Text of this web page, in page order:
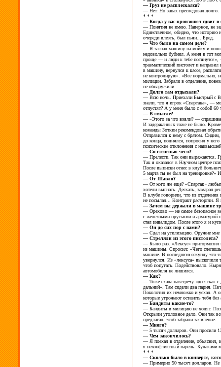
— Груз не расплескался?
— Нет. Но запах преследовал долго.
* * *
— Когда у вас произошел сдвиг в
— Понятия не имею. Наверное, не
Единственное, обидно, что историю
очереди влезть, был пьян... Бред.
— Что было на самом деле?
— Я загнал машину на мойку и
недовольно бубнил. А меня в тот
проще — и люди к тебе потянутся»,
травматический пистолет и направил
в машину, вернулся к кассе,
не контролирую». «Все нормально,
милиции. Забрали в отделение,
не обнаружили.
— Долго там отдыхали?
— Всю ночь. Приехали Быстрый с
знали, что я игрок «Спартака», —
отпустят? А у меня было с собой 60
— В смысле?
— «Этого за что взяли? —
И задержанных тоже не было.
команды Зоткин рекомендовал
Отправился к нему с братом.
до конца, поднялся, попросил у него
психические отклонения с
— Со степенью чего?
— Прелести. Так они выражаются.
Так я оказался в Научном центре
После выписки отнес в клуб
5 марта ты не был на тренировке?»
— От Шавло?
— От кого же еще? «Спартак»
хотели выгнать. Дескать, замарал
В клубе говорили, что из отделения
не посылал... Контракт расторгли. Я
— Зачем вы держали в машине
— Орехово — не самое безопасное
с железными прутьями и арматурой
стал инвалидом. После этого я и
— Он до сих пор с вами?
— Сдал на утилизацию. Оружие
— Стреляли из этого пистолета?
— Было раз. «Лексус» притормозил
из машины. Спросил: «Чего
машине. В последнюю секунду что-
увернулся. Из «лексуса» выскочили
чтоб попугать. Подействовало.
автомобиля не лишился.
— Как?
— Тоже ехала навстречу «десятка» с
дальний». Там сидели два парня.
Поколотил их немножко и уехал. А
которые угрожают оставить тебя
— Бандиты какие-то?
— Бандиты в милицию не ходят.
Открыли уголовное дело. Они так
предлагал, чтоб забрали заявление.
— Много?
— 5 тысяч долларов. Они просили
— Чем закончилось?
— Я поехал в отделение,
я неконфликтный парень. Кулаками
* * *
— Сколько было в конверте,
— Примерно 50 тысяч долларов. Не